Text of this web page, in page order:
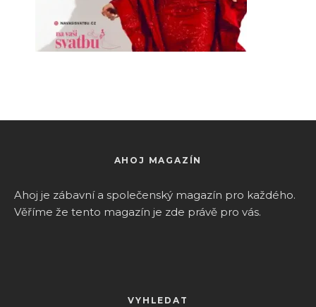
AHOJ MAGAZÍN
Ahoj je zábavní a společenský magazín pro každého.
Věříme že tento magazín je zde právě pro vás.
VYHLEDAT